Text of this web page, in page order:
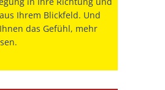
Ihrem Blickfeld. Und
das Gefühl, mehr